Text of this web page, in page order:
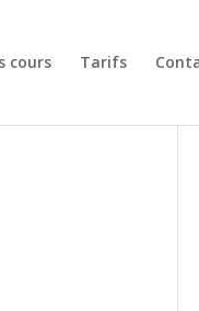
cours Tarifs